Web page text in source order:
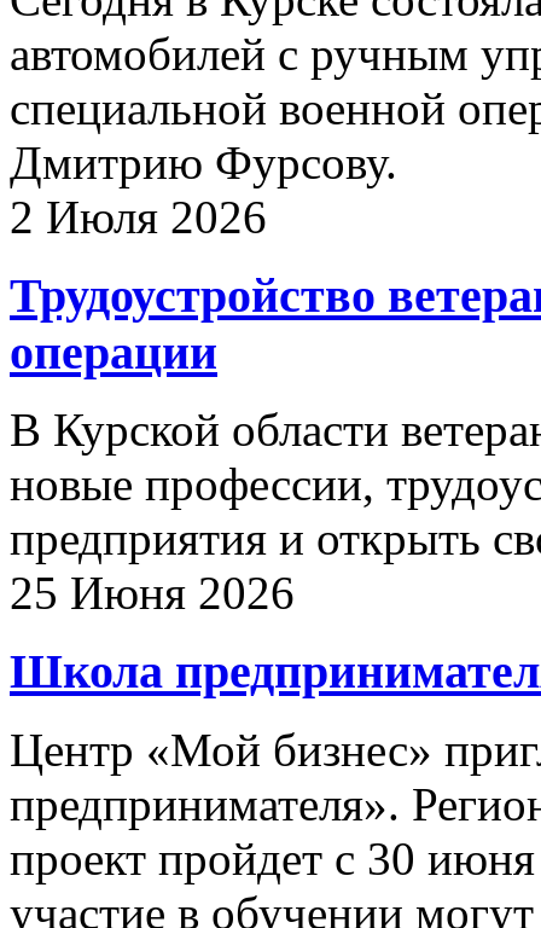
автомобилей с ручным
специальной военной
Дмитрию Фурсову.
2 Июля 2026
Трудоустройство
операции
В Курской области
новые профессии,
предприятия и открыть
25 Июня 2026
Школа
Центр «Мой бизнес»
предпринимателя».
проект пройдет с 30
участие в обучении